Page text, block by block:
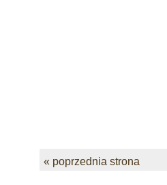
« poprzednia strona